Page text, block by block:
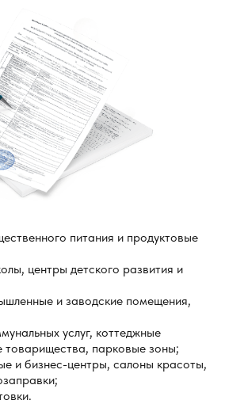
питания и продуктовые
центры детского развития и
и заводские помещения,
услуг, коттеджные
товарищества, парковые зоны;
и бизнес-центры, салоны красоты,